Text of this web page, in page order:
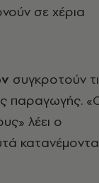
σε χέρια
συγκροτούν
παραγωγής.
λέει ο